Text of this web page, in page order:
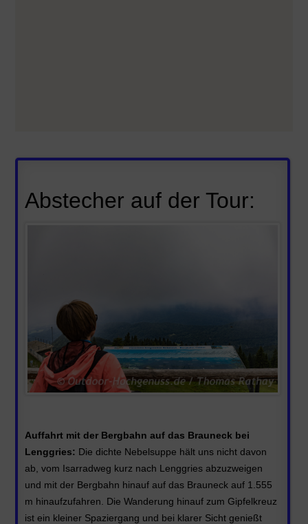
Abstecher auf der Tour:
Auffahrt mit der Bergbahn auf das Brauneck bei
Lenggries: Die dichte Nebelsuppe hält uns nicht davon
ab, vom Isarradweg kurz nach Lenggries abzuzweigen
und mit der Bergbahn hinauf auf das Brauneck auf 1.555
m hinaufzufahren. Die Wanderung hinauf zum Gipfelkreuz
ist ein kleiner Spaziergang und bei klarer Sicht genießt